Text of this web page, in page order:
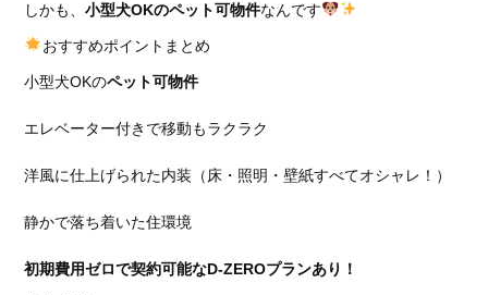
しかも、小型犬OKのペット可物件なんです
おすすめポイントまとめ
小型犬OKのペット可物件
エレベーター付きで移動もラクラク
洋風に仕上げられた内装（床・照明・壁紙すべてオシャレ！）
静かで落ち着いた住環境
初期費用ゼロで契約可能なD-ZEROプランあり！